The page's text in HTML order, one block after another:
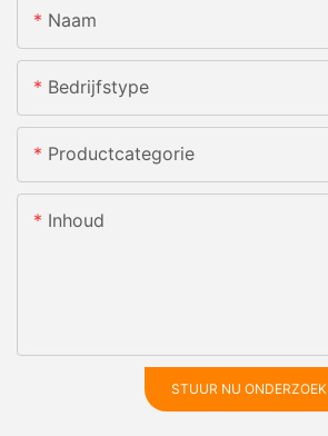
Naam
Bedrijfstype
Productcategorie
Inhoud
STUUR NU ONDERZOEK